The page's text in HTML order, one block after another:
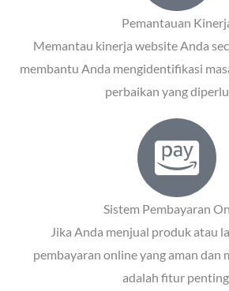
Pemantauan
Memantau kinerja website Anda
membantu Anda mengidentifikasi
perbaikan yang
Sistem Pembayaran
Jika Anda menjual produk atau
pembayaran online yang aman dan
adalah fitur